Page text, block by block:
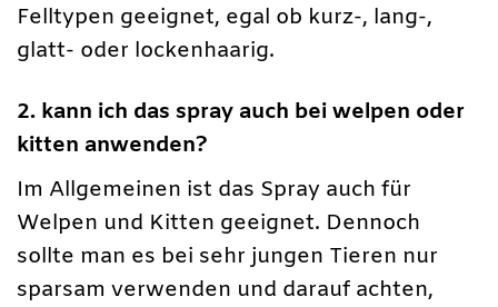
Felltypen geeignet, egal ob kurz-, lang-,
glatt- oder lockenhaarig.
2. kann ich das spray auch bei welpen oder
kitten anwenden?
Im Allgemeinen ist das Spray auch für
Welpen und Kitten geeignet. Dennoch
sollte man es bei sehr jungen Tieren nur
sparsam verwenden und darauf achten,